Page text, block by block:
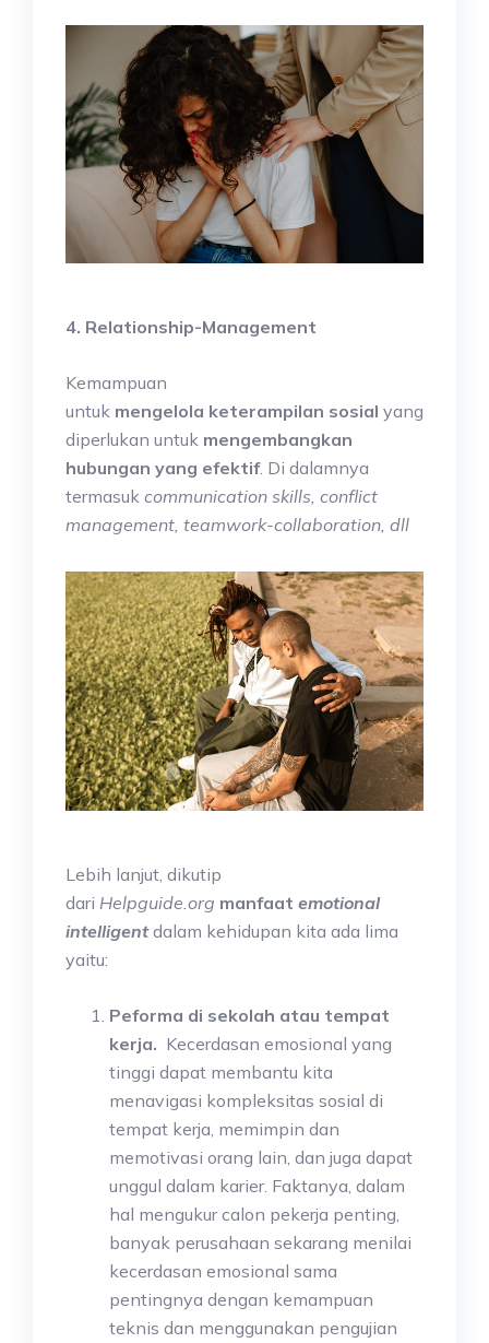
4. Relationship-Management
Kemampuan
untuk mengelola keterampilan sosial yang
diperlukan untuk mengembangkan
hubungan yang efektif. Di dalamnya
termasuk communication skills, conflict
management, teamwork-collaboration, dll
Lebih lanjut, dikutip
dari Helpguide.org manfaat emotional
intelligentdalam kehidupan kita ada lima
yaitu:
Peforma di sekolah atau tempat
kerja. Kecerdasan emosional yang
tinggi dapat membantu kita
menavigasi kompleksitas sosial di
tempat kerja, memimpin dan
memotivasi orang lain, dan juga dapat
unggul dalam karier. Faktanya, dalam
hal mengukur calon pekerja penting,
banyak perusahaan sekarang menilai
kecerdasan emosional sama
pentingnya dengan kemampuan
teknis dan menggunakan pengujian